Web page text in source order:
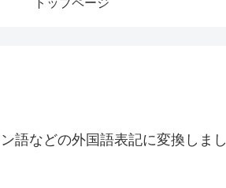
トップページ
語などの外国語表記に変換しまし